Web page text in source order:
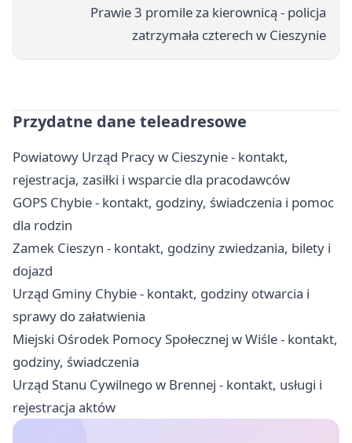
Prawie 3 promile za kierownicą - policja
zatrzymała czterech w Cieszynie
Przydatne dane teleadresowe
Powiatowy Urząd Pracy w Cieszynie - kontakt,
rejestracja, zasiłki i wsparcie dla pracodawców
GOPS Chybie - kontakt, godziny, świadczenia i pomoc
dla rodzin
Zamek Cieszyn - kontakt, godziny zwiedzania, bilety i
dojazd
Urząd Gminy Chybie - kontakt, godziny otwarcia i
sprawy do załatwienia
Miejski Ośrodek Pomocy Społecznej w Wiśle - kontakt,
godziny, świadczenia
Urząd Stanu Cywilnego w Brennej - kontakt, usługi i
rejestracja aktów